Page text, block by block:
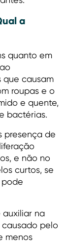
a
quanto em
que causam
roupas e o
e quente,
bactérias.
presença de
e não no
curtos, se
na
pelo
menos